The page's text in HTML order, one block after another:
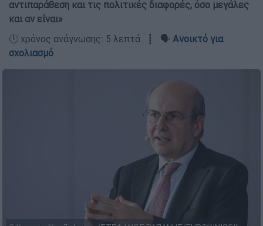
αντιπαράθεση και τις πολιτικές διαφορές, όσο μεγάλες
και αν είναι»
🕛 χρόνος ανάγνωσης: 5 λεπτά ┋ 🗣️ Ανοικτό για
σχολιασμό